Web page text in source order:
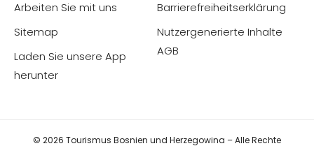
Arbeiten Sie mit uns
Sitemap
Laden Sie unsere App
herunter
Barrierefreiheitserklärung
Nutzergenerierte Inhalte
AGB
© 2026 Tourismus Bosnien und Herzegowina – Alle Rechte